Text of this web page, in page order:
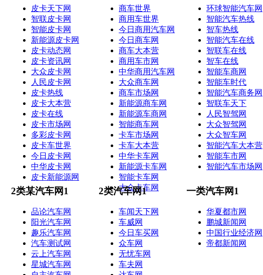
皮卡天下网
智联皮卡网
智能皮卡网
新能源皮卡网
皮卡动态网
皮卡资讯网
大众皮卡网
人民皮卡网
皮卡热线
皮卡大本营
皮卡在线
皮卡市场网
多彩皮卡网
皮卡车世界
今日皮卡网
中华皮卡网
皮卡新能源网
商车世界
商用车世界
今日商用汽车网
今日商车网
商车大本营
商用车市网
中华商用汽车网
大众商车网
商车市场网
新能源商车网
新能源车商网
智能商车网
卡车市场网
卡车大本营
中华卡车网
新能源卡车网
智能卡车网
大众卡车网
环球智能汽车网
智能汽车热线
智车热线
智能汽车在线
智联车在线
智车在线
智能车商网
智能车时代
智能汽车商务网
智联车天下
人民智驾网
大众智驾网
大众智车网
智能汽车大本营
智能车市网
智能汽车市场网
2类某汽车网1
品论汽车网
阳光汽车网
趣乐汽车网
汽车测试网
云上汽车网
星城汽车网
2类汽车网1
车闻天下网
车威网
今日车买网
众车网
无忧车网
车夫网
一类汽车网1
华夏都市网
鹏城新闻网
中国行业经济网
帝都新闻网